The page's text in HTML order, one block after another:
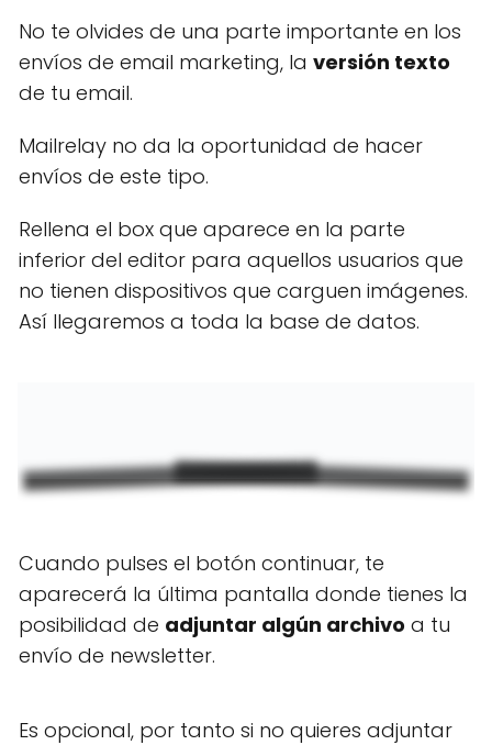
No te olvides de una parte importante en los
envíos de email marketing, la versión texto
de tu email.
Mailrelay no da la oportunidad de hacer
envíos de este tipo.
Rellena el box que aparece en la parte
inferior del editor para aquellos usuarios que
no tienen dispositivos que carguen imágenes.
Así llegaremos a toda la base de datos.
Cuando pulses el botón continuar, te
aparecerá la última pantalla donde tienes la
posibilidad de adjuntar algún archivo a tu
envío de newsletter.
Es opcional, por tanto si no quieres adjuntar